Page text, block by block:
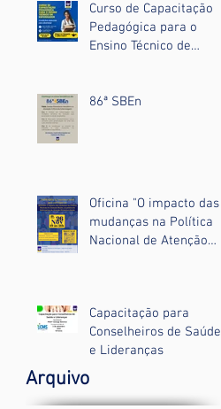
Curso de Capacitação
Pedagógica para o
Ensino Técnico de
86ª SBEn
Oficina "O impacto das
mudanças na Política
Nacional de Atenção
Capacitação para
Conselheiros de Saúde
e Lideranças
Arquivo